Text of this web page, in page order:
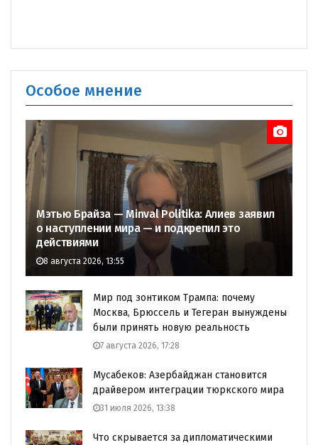
Особое мнение
Мэтью Брайза — Minval Politika: Алиев заявил
о наступлении мира — и подкрепил это
действиями
8 августа 2026, 13:55
Мир под зонтиком Трампа: почему
Москва, Брюссель и Тегеран вынуждены
были принять новую реальность
7 августа 2026, 17:28
Мусабеков: Азербайджан становится
драйвером интеграции тюркского мира
31 июля 2026, 13:38
Что скрывается за дипломатическими